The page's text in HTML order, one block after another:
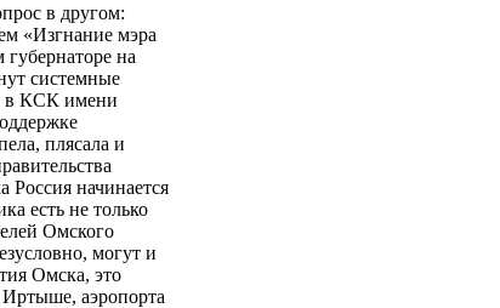
в другом:
«Изгнание мэра
на
системные
в КСК имени
плясала и
начинается
есть не только
Омского
могут и
Омска, это
Иртыше, аэропорта